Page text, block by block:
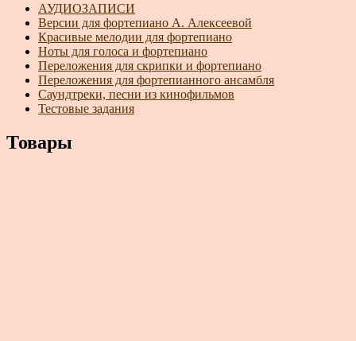
АУДИОЗАПИСИ
Версии для фортепиано А. Алексеевой
Красивые мелодии для фортепиано
Ноты для голоса и фортепиано
Переложения для скрипки и фортепиано
Переложения для фортепианного ансамбля
Саундтреки, песни из кинофильмов
Тестовые задания
Товары